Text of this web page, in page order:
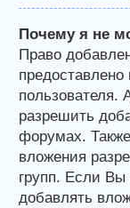
Почему я не
Право
пользователя.
разрешить
форумах.
вложения
групп. Если Вы
добавлять